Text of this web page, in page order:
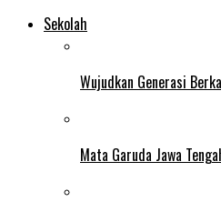
Sekolah
Wujudkan Generasi
Mata Garuda Jawa